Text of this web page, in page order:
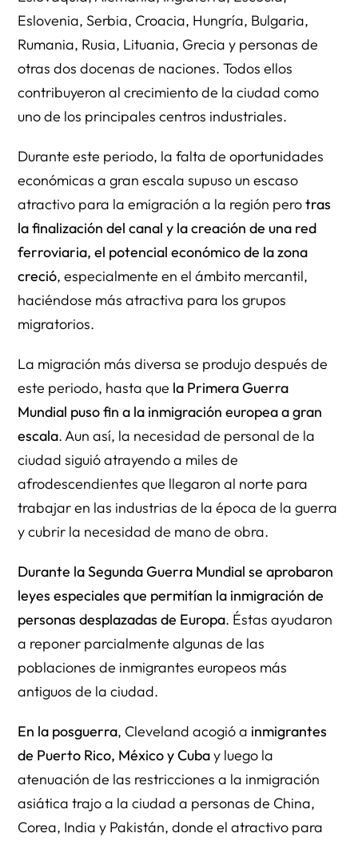
Eslovenia, Serbia, Croacia, Hungría, Bulgaria,
Rumania, Rusia, Lituania, Grecia y personas de
otras dos docenas de naciones. Todos ellos
contribuyeron al crecimiento de la ciudad como
uno de los principales centros industriales.
Durante este periodo, la falta de oportunidades
económicas a gran escala supuso un escaso
atractivo para la emigración a la región perotras
la finalización del canal y la creación de una red
ferroviaria, el potencial económico de la zona
creció, especialmente en el ámbito mercantil,
haciéndose más atractiva para los grupos
migratorios.
La migración más diversa se produjo después de
este periodo, hasta que la Primera Guerra
Mundial puso fin a la inmigración europea a gran
escala. Aun así, la necesidad de personal de la
ciudad siguió atrayendo a miles de
afrodescendientes que llegaron al norte para
trabajar en las industrias de la época de la guerra
y cubrir la necesidad de mano de obra.
Durante la Segunda Guerra Mundial se aprobaron
leyes especiales que permitían la inmigración de
personas desplazadas de Europa. Éstas ayudaron
a reponer parcialmente algunas de las
poblaciones de inmigrantes europeos más
antiguos de la ciudad.
En la posguerra, Cleveland acogió a inmigrantes
de Puerto Rico, México y Cubay luego la
atenuación de las restricciones a la inmigración
asiática trajo a la ciudad a personas de China,
Corea, India y Pakistán, donde el atractivo para